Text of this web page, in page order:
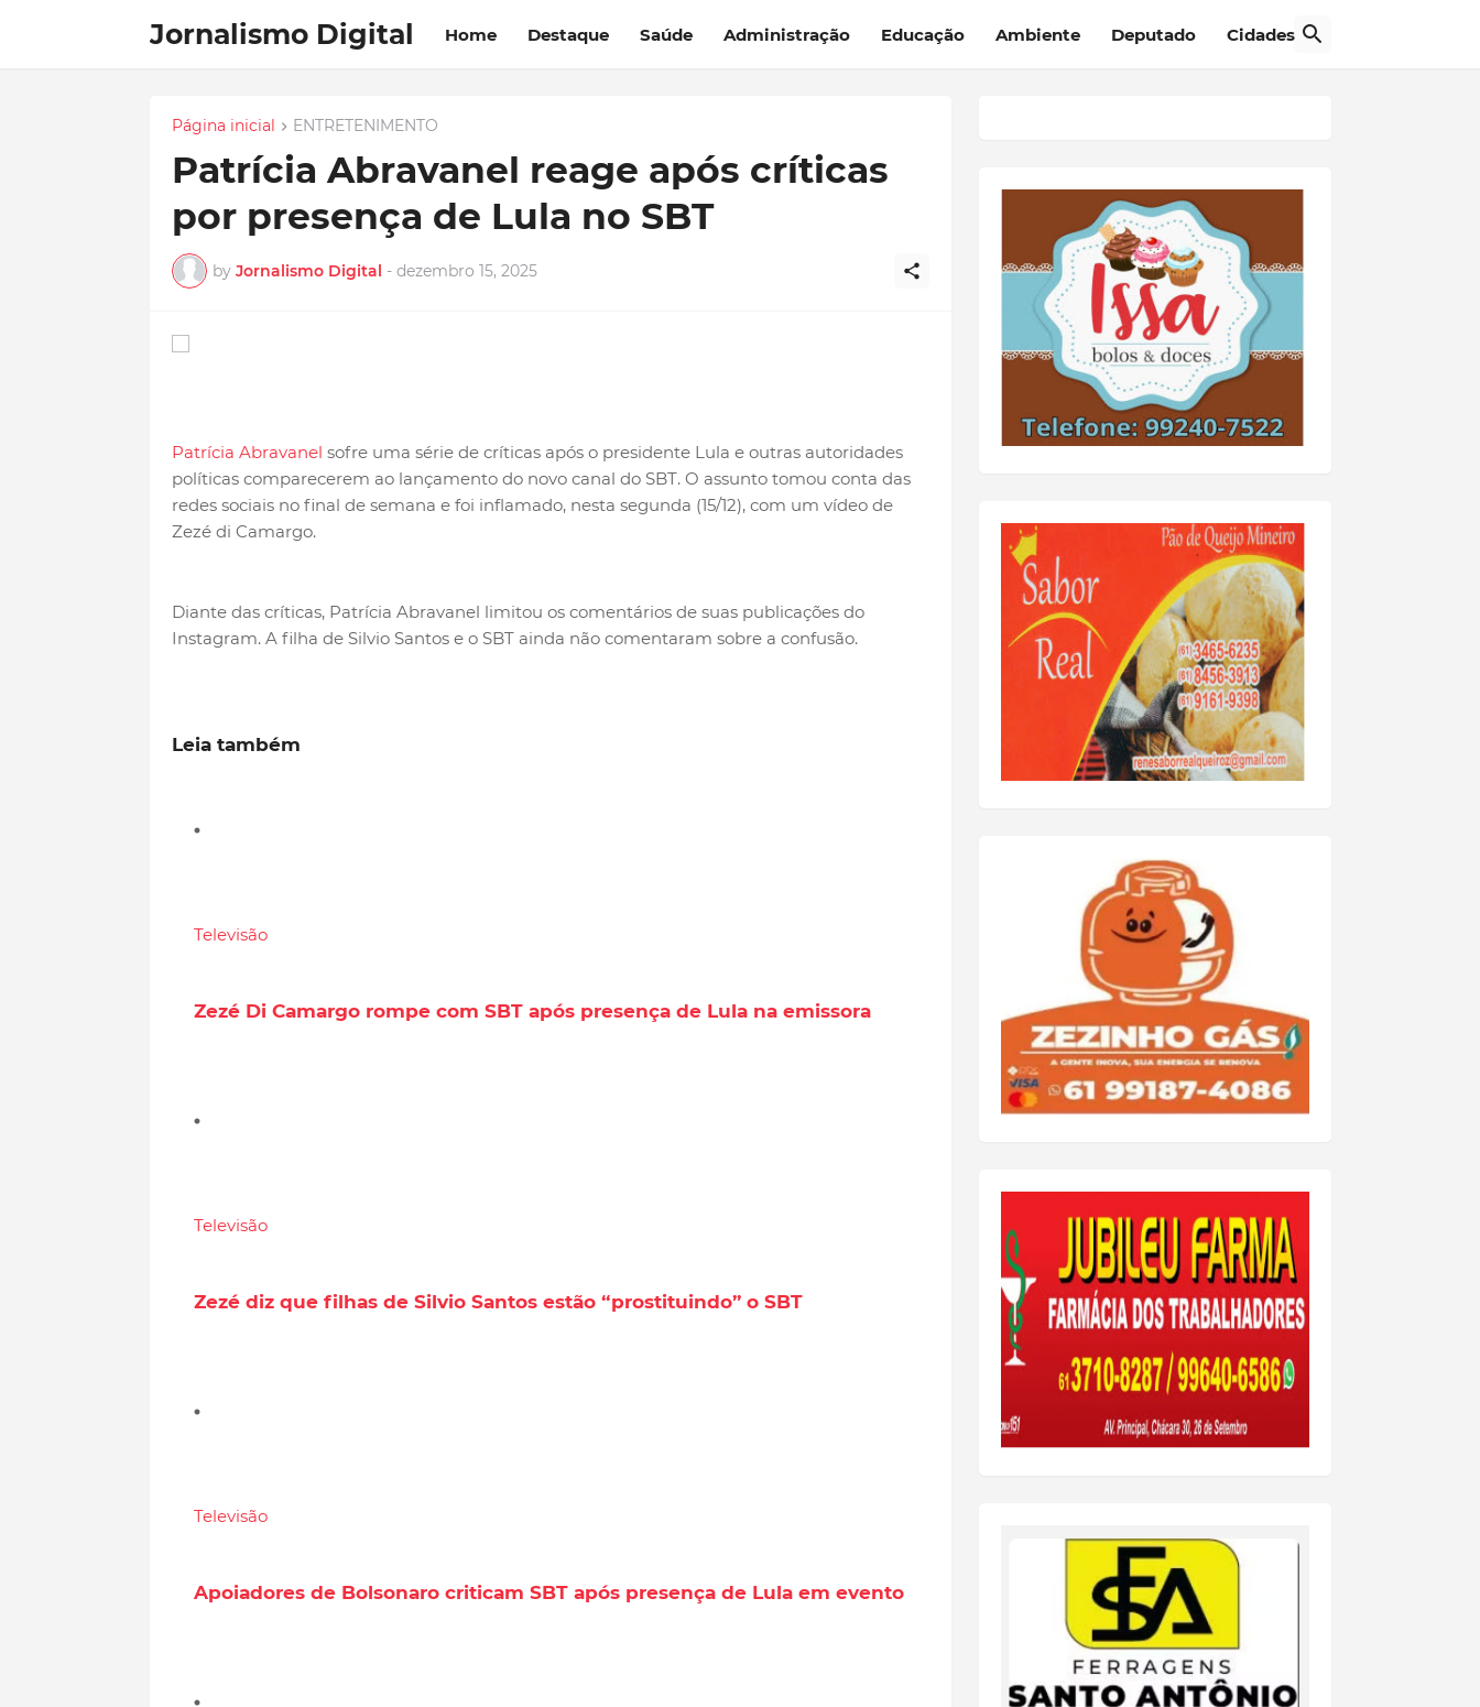
Jornalismo Digital Home Destaque Saúde Administração Educação Ambiente Deputado Cidades
Página inicial ENTRETENIMENTO
Patrícia Abravanel reage após críticas
por presença de Lula no SBT
by Jornalismo Digital - dezembro 15, 2025
Patrícia Abravanel sofre uma série de críticas após o presidente Lula e outras autoridades
políticas comparecerem ao lançamento do novo canal do SBT. O assunto tomou conta das
redes sociais no final de semana e foi inflamado, nesta segunda (15/12), com um vídeo de
Zezé di Camargo.
Diante das críticas, Patrícia Abravanel limitou os comentários de suas publicações do
Instagram. A filha de Silvio Santos e o SBT ainda não comentaram sobre a confusão.
Leia também
Televisão
Zezé Di Camargo rompe com SBT após presença de Lula na emissora
Televisão
Zezé diz que filhas de Silvio Santos estão “prostituindo” o SBT
Televisão
Apoiadores de Bolsonaro criticam SBT após presença de Lula em evento